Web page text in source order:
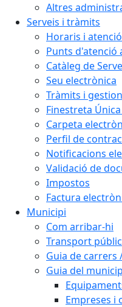
Altres
Serveis i tràmits
Horaris i
Punts d'atenció
Catàleg de
Seu electrònica
Tràmits i
Finestreta
Carpeta
Perfil de
Notificacions
Validació de
Impostos
Factura
Municipi
Com arribar-hi
Transport públic
Guia de carrers
Guia del
Empreses i